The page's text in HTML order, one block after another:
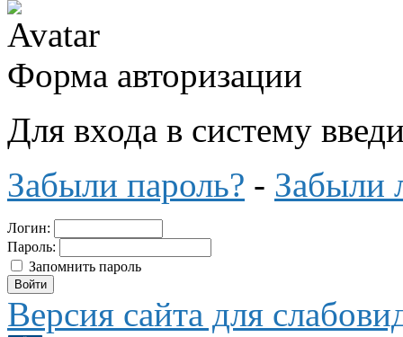
Форма авторизации
Для входа в систему
Забыли пароль? - Забыли
Логин:
Пароль:
Запомнить пароль
Версия сайта для